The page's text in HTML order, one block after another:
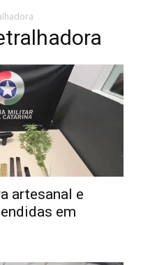
artesanal e
em